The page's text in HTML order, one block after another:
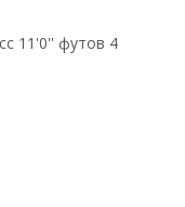
11'0'' футов 4